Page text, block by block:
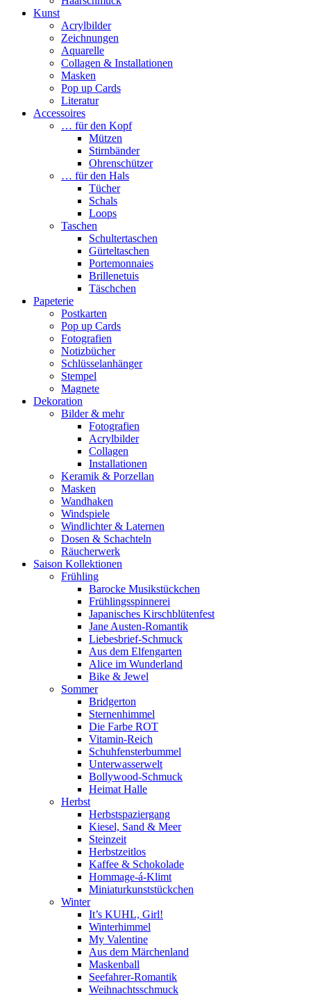
Kunst
Acrylbilder
Zeichnungen
Aquarelle
Collagen & Installationen
Masken
Pop up Cards
Literatur
Accessoires
… für den Kopf
Mützen
Stirnbänder
Ohrenschützer
… für den Hals
Tücher
Schals
Loops
Taschen
Schultertaschen
Gürteltaschen
Portemonnaies
Brillenetuis
Täschchen
Papeterie
Postkarten
Pop up Cards
Fotografien
Notizbücher
Schlüsselanhänger
Stempel
Magnete
Dekoration
Bilder & mehr
Fotografien
Acrylbilder
Collagen
Installationen
Keramik & Porzellan
Masken
Wandhaken
Windspiele
Windlichter & Laternen
Dosen & Schachteln
Räucherwerk
Saison Kollektionen
Frühling
Barocke Musikstückchen
Frühlingsspinnerei
Japanisches Kirschblütenfest
Jane Austen-Romantik
Liebesbrief-Schmuck
Aus dem Elfengarten
Alice im Wunderland
Bike & Jewel
Sommer
Bridgerton
Sternenhimmel
Die Farbe ROT
Vitamin-Reich
Schuhfensterbummel
Unterwasserwelt
Bollywood-Schmuck
Heimat Halle
Herbst
Herbstspaziergang
Kiesel, Sand & Meer
Steinzeit
Herbstzeitlos
Kaffee & Schokolade
Hommage-á-Klimt
Miniaturkunststückchen
Winter
It’s KUHL, Girl!
Winterhimmel
My Valentine
Aus dem Märchenland
Maskenball
Seefahrer-Romantik
Weihnachtsschmuck